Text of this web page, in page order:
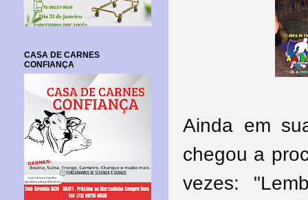
Ainda em
chegou a
vezes:
CASA DE CARNES
CONFIANÇA